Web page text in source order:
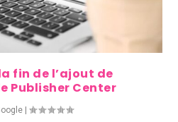
fin de l’ajout de
Publisher Center
|